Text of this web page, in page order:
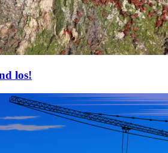
los!